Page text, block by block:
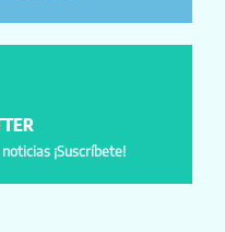
¡Suscríbete!